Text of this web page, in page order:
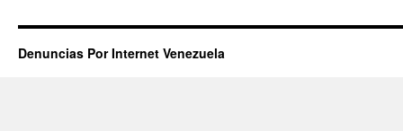
Denuncias Por Internet Venezuela